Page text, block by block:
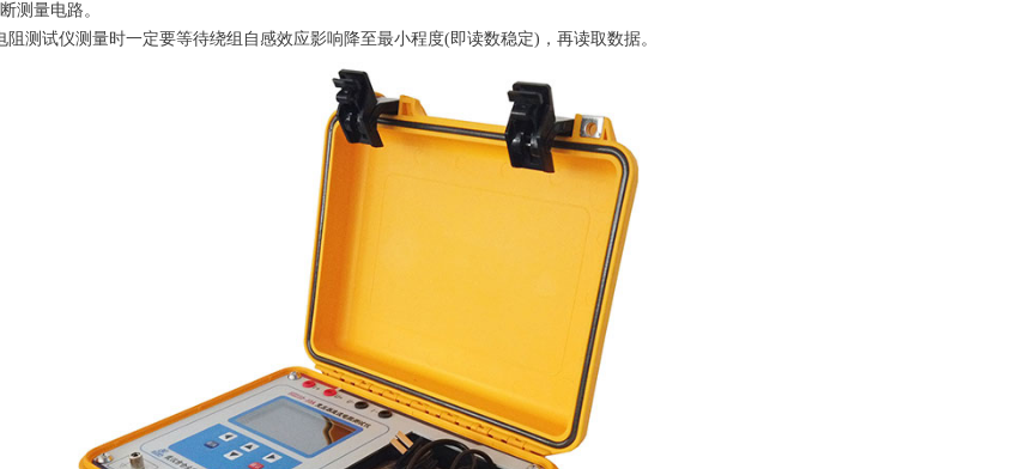
测量电路。
试仪测量时一定要等待绕组自感效应影响降至最小程度(即读数稳定)，再读取数据。